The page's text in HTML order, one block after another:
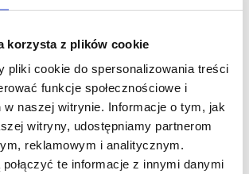
korzysta z plików cookie
pliki cookie do spersonalizowania treści
funkcje społecznościowe i
w naszej witrynie. Informacje o tym, jak
witryny, udostępniamy partnerom
reklamowym i analitycznym.
te informacje z innymi danymi